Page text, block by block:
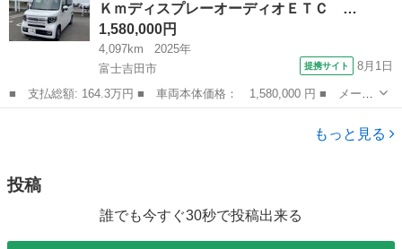
☆ホンダ...
ＫｍディスプレーオーディオＥＴＣ …
1,580,000円
4,097km
2025年
富士吉田市
提携サイト 8月1日
■ 支払総額: 164.3万円 ■ 車両本体価格： 1,580,000 円 ■ メーカ
ー名： ホンダ ■ 車種名： Ｎ－ＶＡＮ ■ グレード名： ファ
ン・ターボ ４０００ＫｍディスプレーオーディオＥＴＣ ＡＣＣ
もっと見る
投稿
誰でも今すぐ30秒で投稿出来る